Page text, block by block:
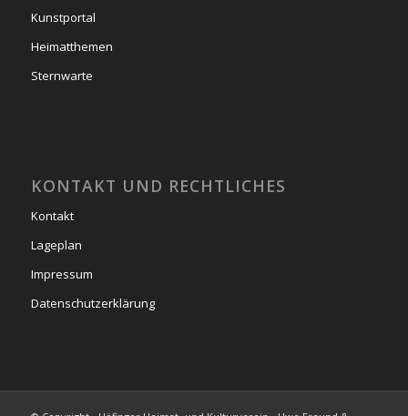
Kunstportal
Heimatthemen
Sternwarte
KONTAKT UND RECHTLICHES
Kontakt
Lageplan
Impressum
Datenschutzerklärung